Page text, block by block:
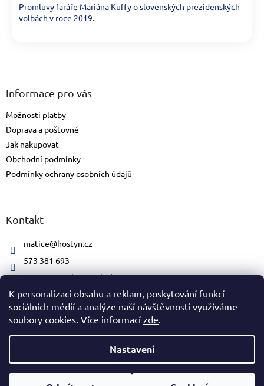
K personalizaci obsahu a reklam, poskytování funkcí
sociálních médií a analýze naší návštěvnosti využíváme
soubory cookies. Více informací zde.
Nastavení
Promluvy faráře Mariána Kuffy o slovenských prezidenských
volbách v roce 2019.
Zápatí
Informace pro vás
Možnosti platby
Doprava a poštovné
Jak nakupovat
Obchodní podmínky
Podmínky ochrany osobních údajů
Kontakt
matice@hostyn.cz
573 381 693
matice.svatohostynska/#
Vytvořil Shoptet
Copyright 2026Matice svatohostýnská. Všechna práva